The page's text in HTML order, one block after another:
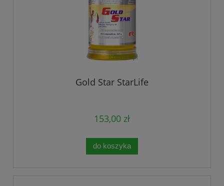
Gold Star StarLife
153,00 zł
do koszyka